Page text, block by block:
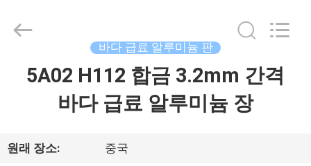
제
Beijing
바다 급료 알루미늄 판
5A02 H112 합금 3.2mm 간격
바다 급료 알루미늄 장
원래 장소: 중국